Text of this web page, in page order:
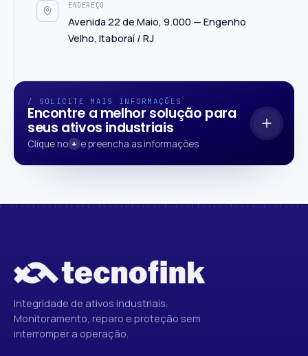
ENDEREÇO
Avenida 22 de Maio, 9.000 — Engenho
Velho, Itaboraí / RJ
/ SOLICITE MAIS INFORMAÇÕES
Encontre a melhor solução para
seus ativos industriais
Clique no + e preencha as informações
cronograma.
Integridade de ativos industriais.
Monitoramento, reparo e proteção sem
interromper a operação.